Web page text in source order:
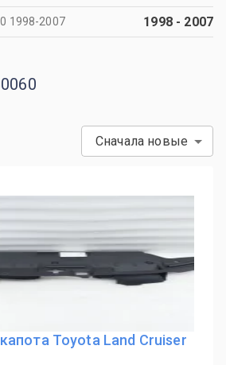
1998-2007 1998- 2007
Сначала новые
Toyota Land Cruiser